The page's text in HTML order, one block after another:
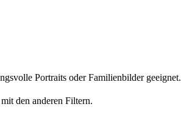
Portraits oder Familienbilder geeignet.
den anderen Filtern.